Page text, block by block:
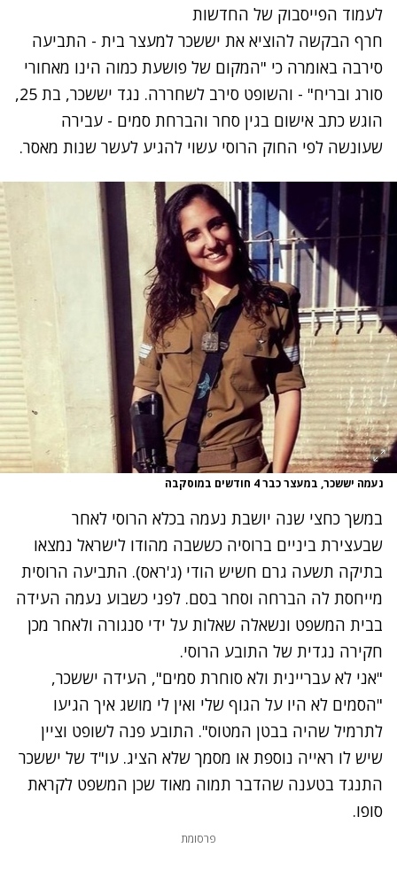
לעמוד הפייסבוק של החדשות
חרף הבקשה להוציא את יששכר למעצר בית - התביעה
סירבה באומרה כי "המקום של פושעת כמוה הינו מאחורי
סורג ובריח" - והשופט סירב לשחררה. נגד יששכר, בת 25,
הוגש כתב אישום בגין סחר והברחת סמים - עבירה
שעונשה לפי החוק הרוסי עשוי להגיע לעשר שנות מאסר.
נעמה יששכר, במעצר כבר 4 חודשים במוסקבה
במשך כחצי שנה יושבת נעמה בכלא הרוסי לאחר
שבעצירת ביניים ברוסיה כששבה מהודו לישראל נמצאו
בתיקה תשעה גרם חשיש הודי (ג'ראס). התביעה הרוסית
מייחסת לה הברחה וסחר בסם. לפני כשבוע נעמה העידה
בבית המשפט ונשאלה שאלות על ידי סנגורה ולאחר מכן
חקירה נגדית של התובע הרוסי.
"אני לא עבריינית ולא סוחרת סמים", העידה יששכר,
"הסמים לא היו על הגוף שלי ואין לי מושג איך הגיעו
לתרמיל שהיה בבטן המטוס". התובע פנה לשופט וציין
שיש לו ראייה נוספת או מסמך שלא הציג. עו"ד של יששכר
התנגד בטענה שהדבר תמוה מאוד שכן המשפט לקראת
סופו.
פרסומת